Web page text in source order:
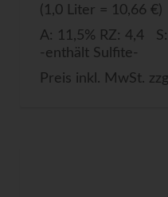
(1,0 Liter = 10,66 €)
A: 11,5% RZ: 4,4
-enthält Sulfite-
Preis inkl. MwSt.